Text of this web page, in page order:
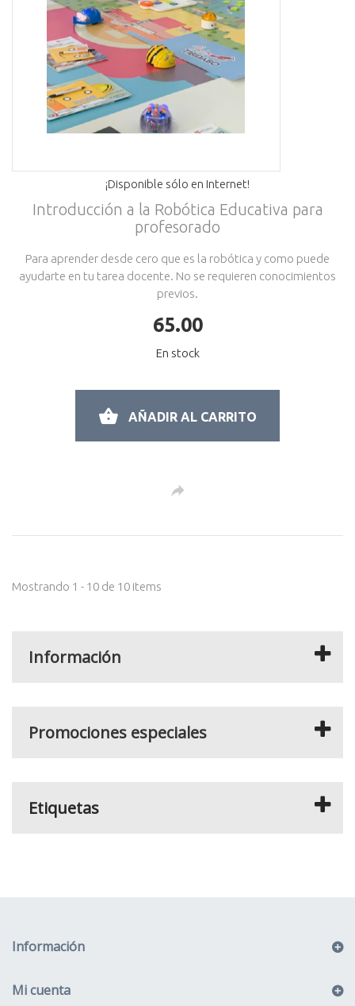
¡Disponible sólo en Internet!
Introducción a la Robótica Educativa para
profesorado
Para aprender desde cero que es la robótica y como puede
ayudarte en tu tarea docente. No se requieren conocimientos
previos.
65.00
En stock
AÑADIR AL CARRITO
Mostrando 1 - 10 de 10 items
Información
Promociones especiales
Etiquetas
Información
Mi cuenta